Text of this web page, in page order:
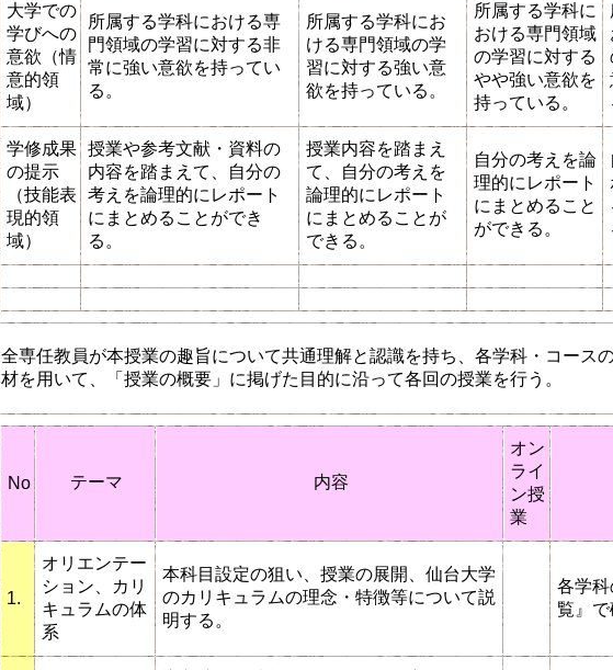
大学での
学びへの
意欲（情
意的領
域）
所属する学科における専
門領域の学習に対する非
常に強い意欲を持ってい
る。
所属する学科にお
ける専門領域の学
習に対する強い意
欲を持っている。
所属する学科に
おける専門領域
の学習に対する
やや強い意欲を
持っている。
学修成果
の提示
（技能表
現的領
域）
授業や参考文献・資料の
内容を踏まえて、自分の
考えを論理的にレポート
にまとめることができ
る。
授業内容を踏まえ
て、自分の考えを
論理的にレポート
にまとめることが
できる。
自分の考えを論
理的にレポート
にまとめること
ができる。
全専任教員が本授業の趣旨について共通理解と認識を持ち、各学科・コース
材を用いて、「授業の概要」に掲げた目的に沿って各回の授業を行う。
No テーマ 内容
オン
ライ
ン授
業
1.
オリエンテー
ション、カリ
キュラムの体
系
本科目設定の狙い、授業の展開、仙台大学
のカリキュラムの理念・特徴等について説
明する。
各学
覧』